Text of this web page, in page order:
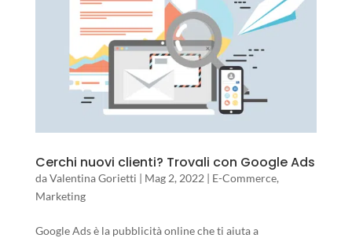
Cerchi nuovi clienti? Trovali con Google Ads
daValentina Gorietti | Mag 2, 2022 | E-Commerce,
Marketing
Google Ads è la pubblicità online che ti aiuta a